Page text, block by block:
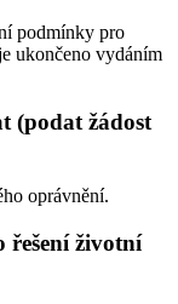
podmínky pro
ukončeno vydáním
(podat žádost
oprávnění.
řešení životní